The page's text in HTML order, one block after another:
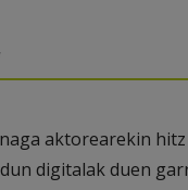
aktorearekin
digitalak duen